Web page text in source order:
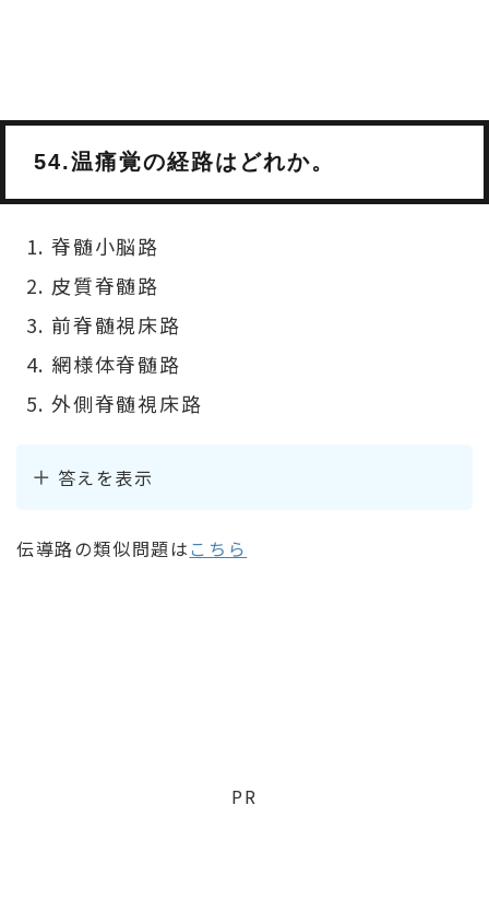
54.温痛覚の経路はどれか。
脊髄小脳路
皮質脊髄路
前脊髄視床路
網様体脊髄路
外側脊髄視床路
答えを表示
伝導路の類似問題は こちら
PR